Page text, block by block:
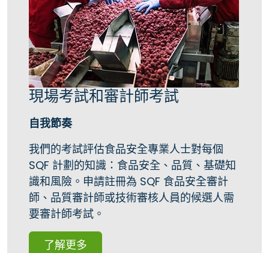
現場考試和審計師考試
自我節奏
我們的考試評估食品安全專業人士對每個
SQF 計劃的知識：食品安全、品質、基礎知
識和風險。申請註冊為 SQF 食品安全審計
師、品質審計師或技術審核人員的候選人需
要審計師考試。
了解更多